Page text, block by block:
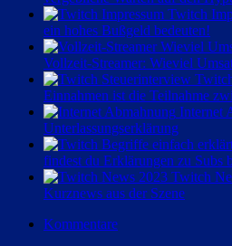
Twitch
ein hohes Bußgeld bedeuten!
Vollzeit-Streamer: Wieviel
Einnahmen ist die Teilnahme
Internet
Unterlassungserklärung
findest du Erklärungen zu Subs
Twitch
Kurznews aus der Szene
Kommentare